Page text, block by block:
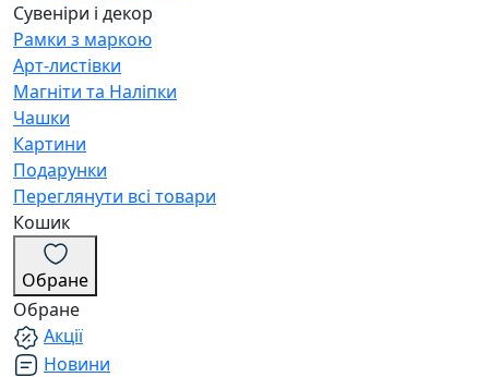
Сувеніри і декор
Рамки з маркою
Арт-листівки
Магніти та Наліпки
Чашки
Картини
Подарунки
Переглянути всі товари
Кошик
Обране
Обране
Акції
Новини